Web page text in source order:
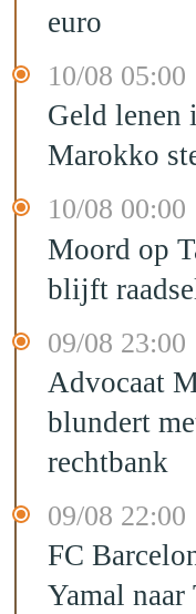
euro
10/08 05:00
Geld lenen
Marokko
10/08 00:00
Moord op
blijft
09/08 23:00
Advocaat
blundert
rechtbank
09/08 22:00
FC
Yamal naar